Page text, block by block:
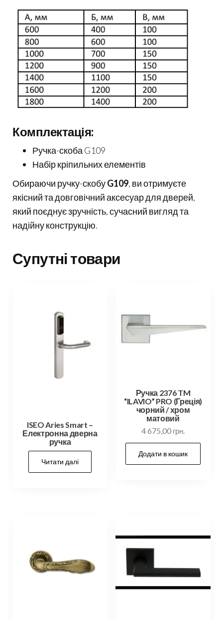
Комплектація:
Ручка-скоба G109
Набір кріпильних елементів
Обираючи ручку-скобуG109, ви отримуєте
якісний та довговічний аксесуар для дверей,
який поєднує зручність, сучасний вигляд та
надійну конструкцію.
Супутні товари
ISEO Aries Smart –
Електронна дверна
ручка
Читати далі
Ручка 2376 TM
“ILAVIO” PRO (Греція)
чорний / хром
матовий
4 675,00 грн.
Додати в кошик